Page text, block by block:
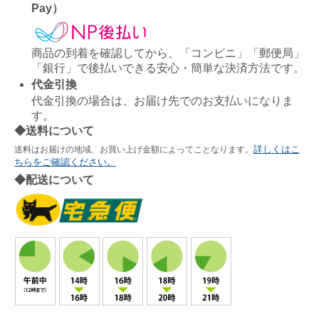
Pay）
商品の到着を確認してから、「コンビニ」「郵便局」
「銀行」で後払いできる安心・簡単な決済方法です。
代金引換
代金引換の場合は、お届け先でのお支払いになりま
す。
◆送料について
送料はお届けの地域、お買い上げ金額によってことなります。 詳しくはこ
ちらをご確認ください。
◆配送について